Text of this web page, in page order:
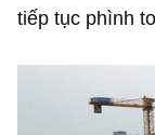
tiếp tục phình